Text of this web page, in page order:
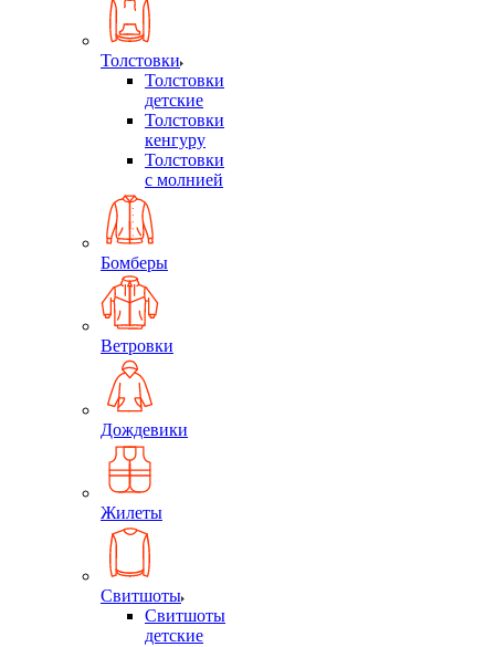
Толстовки
Толстовки
детские
Толстовки
кенгуру
Толстовки
с молнией
Бомберы
Ветровки
Дождевики
Жилеты
Свитшоты
Свитшоты
детские